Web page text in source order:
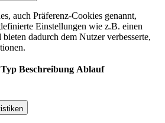
auch Präferenz-Cookies genannt,
Einstellungen wie z.B. einen
dadurch dem Nutzer verbesserte,
Typ Beschreibung Ablauf